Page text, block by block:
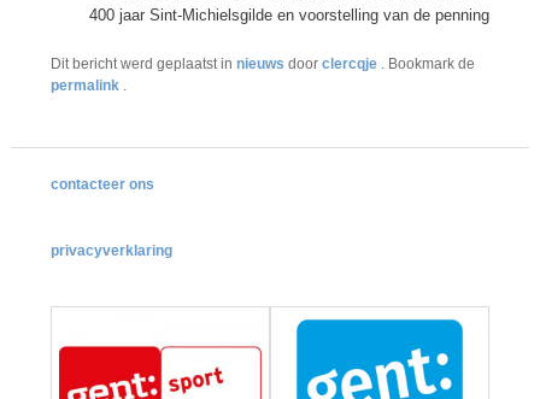
400 jaar Sint-Michielsgilde en voorstelling van de penning
Dit bericht werd geplaatst in nieuws door clercqje . Bookmark de
permalink .
contacteer ons
privacyverklaring